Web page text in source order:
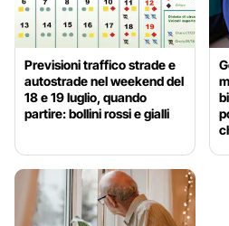
Previsioni traffico strade e
autostrade nel weekend del
18 e 19 luglio, quando
partire: bollini rossi e gialli